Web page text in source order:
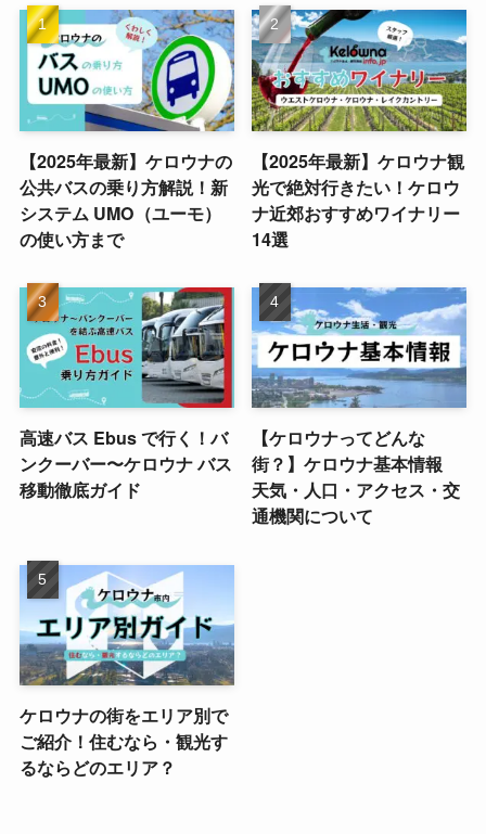
【2025年最新】ケロウナの
公共バスの乗り方解説！新
システム UMO（ユーモ）
の使い方まで
【2025年最新】ケロウナ観
光で絶対行きたい！ケロウ
ナ近郊おすすめワイナリー
14選
高速バス Ebus で行く！バ
ンクーバー〜ケロウナ バス
移動徹底ガイド
【ケロウナってどんな
街？】ケロウナ基本情報
天気・人口・アクセス・交
通機関について
ケロウナの街をエリア別で
ご紹介！住むなら・観光す
るならどのエリア？